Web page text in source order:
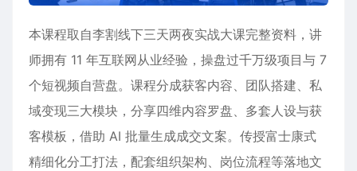
本课程取自李割线下三天两夜实战大课完整资料，讲
师拥有 11 年互联网从业经验，操盘过千万级项目与 7
个短视频自营盘。课程分成获客内容、团队搭建、私
域变现三大模块，分享四维内容罗盘、多套人设与获
客模板，借助 AI 批量生成成交文案。传授富士康式
精细化分工打法，配套组织架构、岗位流程等落地文